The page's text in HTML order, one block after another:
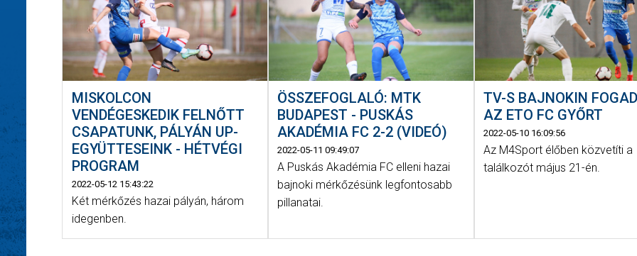
MISKOLCON
VENDÉGESKEDIK FELNŐTT
CSAPATUNK, PÁLYÁN UP-
EGYÜTTESEINK - HÉTVÉGI
PROGRAM
2022-05-12 15:43:22
Két mérkőzés hazai pályán, három
idegenben.
ÖSSZEFOGLALÓ: MTK
BUDAPEST - PUSKÁS
AKADÉMIA FC 2-2 (VIDEÓ)
2022-05-11 09:49:07
A Puskás Akadémia FC elleni hazai
bajnoki mérkőzésünk legfontosabb
pillanatai.
TV-S BAJNOKIN
AZ ETO FC GYŐRT
2022-05-10 16:09:56
Az M4Sport élőben közvetíti a
találkozót május 21-én.